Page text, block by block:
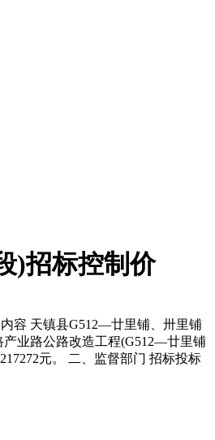
)招标控制价
容 天镇县G512—廿里铺、卅里铺
产业路公路改造工程(G512—廿里铺
元。 二、监督部门 招标投标